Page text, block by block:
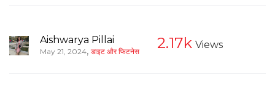
Aishwarya Pillai
May 21, 2024, डाइट और फिटनेस 2.17k Views